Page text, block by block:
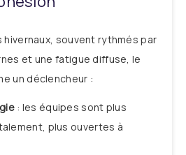
hivernaux, souvent rythmés par
et une fatigue diffuse, le
un déclencheur :
: les équipes sont plus
plus ouvertes à